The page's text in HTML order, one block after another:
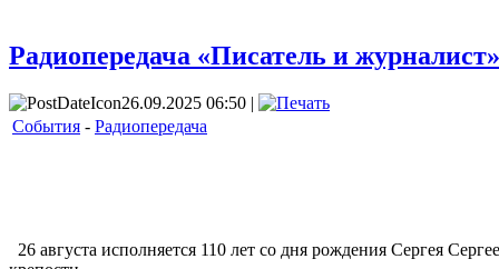
Радиопередача «Писатель и
26.09.2025 06:50 |
События - Радиопередача
26 августа исполняется 110 лет со дня рождения Сергея